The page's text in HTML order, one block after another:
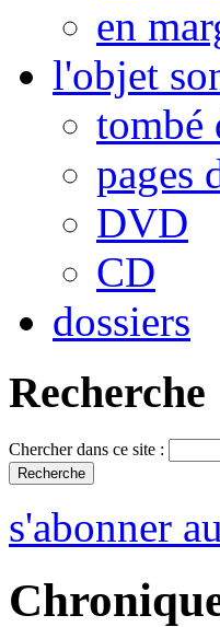
en
l'objet
tombé
pages
DVD
CD
dossiers
Recherche
Chercher dans ce site :
s'abonner